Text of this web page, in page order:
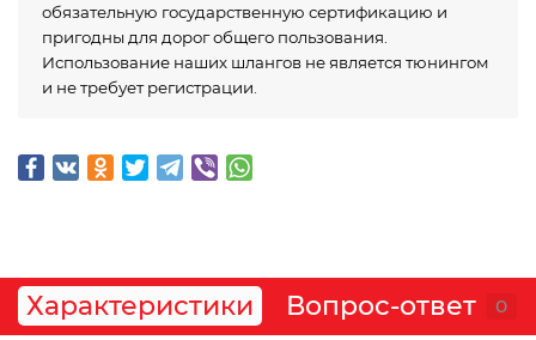
обязательную государственную сертификацию и
пригодны для дорог общего пользования.
Использование наших шлангов не является тюнингом
и не требует регистрации.
Характеристики Вопрос-ответ 0